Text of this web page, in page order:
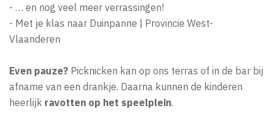
- … en nog veel meer verrassingen!
- Met je klas naar Duinpanne | Provincie West-
Vlaanderen
Even pauze? Picknicken kan op ons terras of in de bar bij
afname van een drankje. Daarna kunnen de kinderen
heerlijk ravotten op het speelplein.